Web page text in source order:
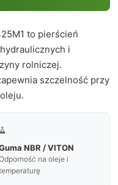
to pierścień
i
rolniczej.
szczelność przy

NBR / VITON
na oleje i